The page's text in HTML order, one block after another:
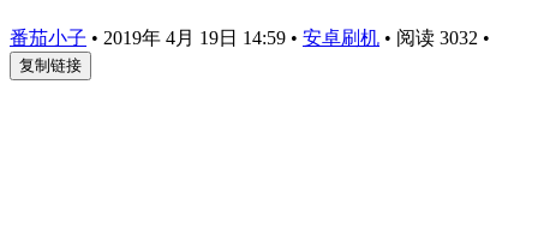
番茄小子 • 2019年 4月 19日 14:59 • 安卓刷机 • 阅读 3032 •
复制链接